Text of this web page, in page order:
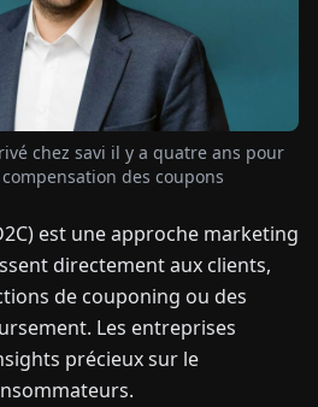
chez savi il y a quatre ans pour
des coupons
est une approche marketing
directement aux clients,
de couponing ou des
Les entreprises
précieux sur le